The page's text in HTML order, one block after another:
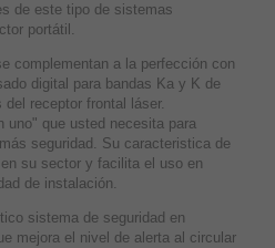
de este tipo de sistemas
portátil.
complementan a la perfección con
digital para bandas Ka y K de
receptor frontal láser.
uno" que usted necesita para
seguridad. Su caracteristica de
su sector y facilita el uso en
de instalación.
sistema de seguridad en
mejora el nivel de alerta al circular